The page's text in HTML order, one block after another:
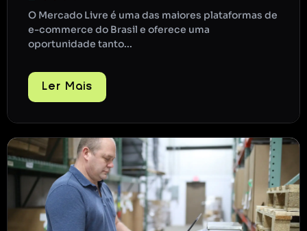
O Mercado Livre é uma das maiores plataformas de
e-commerce do Brasil e oferece uma
oportunidade tanto...
Ler Mais